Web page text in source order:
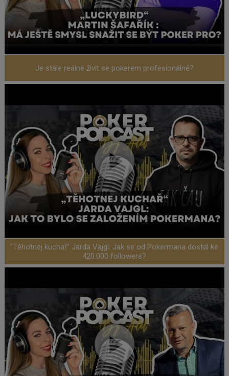
Je stále reálné živit se pokerem profesionálně?
"Těhotnej kuchař" Jarda Vajgl: Jak se od Pokermana dostal ke
420.000 followers?